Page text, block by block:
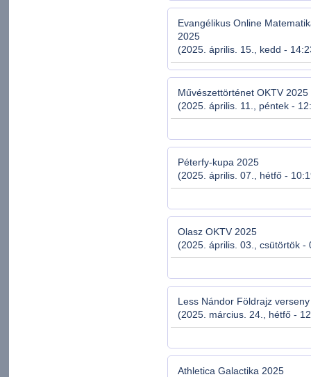
Evangélikus Online
2025
(2025. április. 15., kedd -
Művészettörténet OKTV 2025
(2025. április. 11., péntek -
Péterfy-kupa 2025
(2025. április. 07., hétfő -
Olasz OKTV 2025
(2025. április. 03., csütörtök -
Less Nándor Földrajz
(2025. március. 24., hétfő -
Athletica Galactika 2025